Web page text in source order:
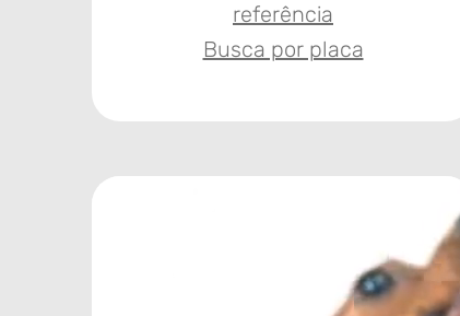
referência
Busca por placa